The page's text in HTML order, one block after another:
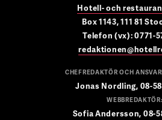
Hotell- och
Box 1143, 111 81
Telefon (vx): 0771-
CHEFREDAKTÖR OCH
Jonas Nordling, 08-
WEBBREDAKTÖR:
Sofia Andersson, 08-